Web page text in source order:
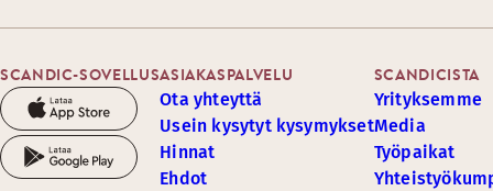
SCANDIC-SOVELLUSASIAKASPALVELU
Ota yhteyttä
Usein kysytyt kysymykset
Hinnat
Ehdot
SCANDICISTA
Yrityksemme
Media
Työpaikat